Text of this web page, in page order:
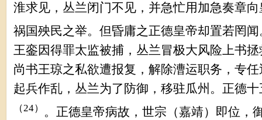
淮求见，丛兰闭门不见，并急忙用加急奏章
祸国殃民之举。但昏庸之正德皇帝却置若罔
王銮因得罪太监被捕，丛兰冒极大风险上书
尚书王琼之私欲遭报复，解除漕运职务，专
起兵作乱，丛兰为了防御，移驻瓜州。正德
（24） 。正德皇帝病故，世宗（嘉靖）即位，